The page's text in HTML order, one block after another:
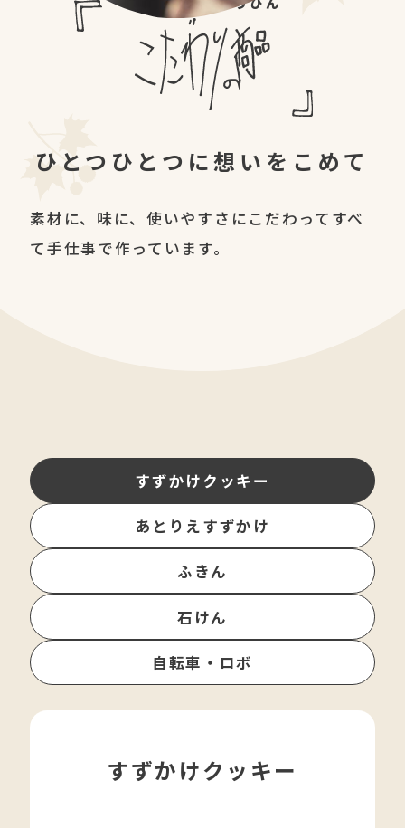
ひとつひとつに想いをこめて
素材に、味に、使いやすさにこだわって すべ
て手仕事で作っています。
すずかけクッキー
あとりえすずかけ
ふきん
石けん
自転車・ロボ
すずかけクッキー